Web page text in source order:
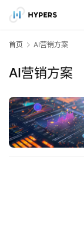
首页 AI营销方案
AI营销方案